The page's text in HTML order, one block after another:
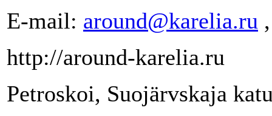
E-mail: around@karelia.ru
http://around-karelia.ru
Petroskoi, Suojärvskaja